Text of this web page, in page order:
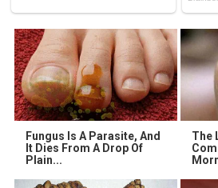
Fungus Is A Parasite, And
It Dies From A Drop Of
Plain...
The